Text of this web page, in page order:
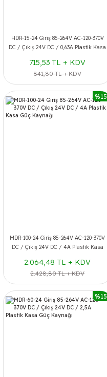
HDR-15-24 Giriş 85-264V AC-120-370V
DC / Çıkış 24V DC / 0,63A Plastik Kasa
715,53 TL + KDV
841,80 TL + KDV
%15
MDR-100-24 Giriş 85-264V AC-120-370V
DC / Çıkış 24V DC / 4A Plastik Kasa
2.064,48 TL + KDV
2.428,80 TL + KDV
%15